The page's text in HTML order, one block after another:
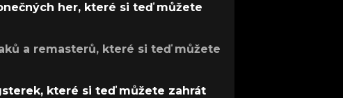
her, které si teď můžete
a remasterů, které si teď můžete
které si teď můžete zahrát